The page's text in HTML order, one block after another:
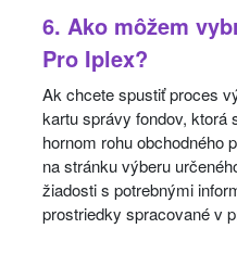
6. Ako môžem
Pro Iplex?
Ak chcete spustiť proces
kartu správy fondov, ktorá
hornom rohu obchodného
na stránku výberu
žiadosti s potrebnými
prostriedky spracované v